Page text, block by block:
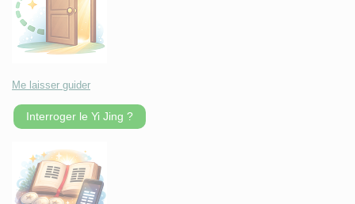
Me laisser guider
Interroger le Yi Jing ?